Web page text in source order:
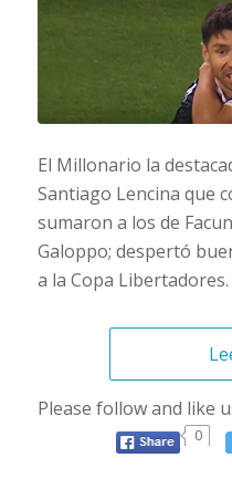
El Millonario la
Santiago Lencina que
sumaron a los de
Galoppo; despertó
a la Copa Libertadores.
Please follow and like
0